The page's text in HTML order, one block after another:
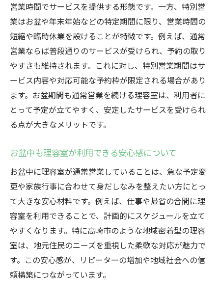
理容組合カレンダー2025年版の活用方法
次章でお盆期間の理容室利用コツを紹介
お盆期間に理容室を利用する際のコツ
理容室の予約はお盆前後が狙い目
混雑を避ける理容室利用のタイミングとは
理容組合定休日を踏まえた理容室選び方
ネット予約で理容室のスムーズ利用を実現
お盆中の理容室利用で注意したいポイント
理容組合カレンダーから見る営業状況
理容組合カレンダーの見方を丁寧に解説
群馬県理容組合定休日情報の確認方法
理容室の営業日をカレンダーで事前チェッ
床屋の定休日は何曜日かを把握して活用
理容組合の情報でお盆営業も安心判断
次章で快適な理容サービスの理由を解説
営業時間でサービスを提供する形態です。一方、特別営
業はお盆や年末年始などの特定期間に限り、営業時間の
短縮や臨時休業を設けることが特徴です。例えば、通常
営業ならば普段通りのサービスが受けられ、予約の取り
やすさも維持されます。これに対し、特別営業期間はサ
ービス内容や対応可能な予約枠が限定される場合があり
ます。お盆期間も通常営業を続ける理容室は、利用者に
とって予定が立てやすく、安定したサービスを受けられ
る点が大きなメリットです。
お盆中も理容室が利用できる安心感について
お盆中に理容室が通常営業していることは、急な予定変
更や家族行事に合わせて身だしなみを整えたい方にとっ
て大きな安心材料です。例えば、仕事や帰省の合間に理
容室を利用できることで、計画的にスケジュールを立て
やすくなります。特に高崎市のような地域密着型の理容
室は、地元住民のニーズを重視した柔軟な対応が魅力で
す。この安心感が、リピーターの増加や地域社会への信
頼構築につながっています。